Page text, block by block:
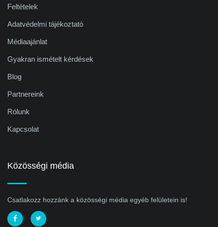
Feltételek
Adatvédelmi tájékoztató
Médiaajánlat
Gyakran ismételt kérdések
Blog
Partnereink
Rólunk
Kapcsolat
Közösségi média
Csatlakozz hozzánk a közösségi média egyéb felületein is!